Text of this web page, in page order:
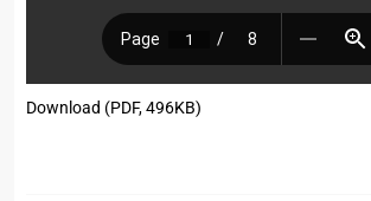
Download (PDF, 496KB)